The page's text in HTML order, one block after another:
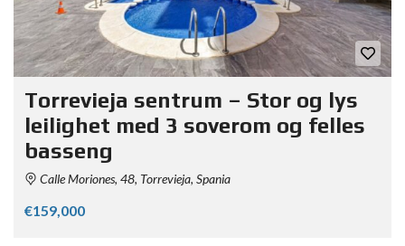
Torrevieja sentrum – Stor og lys
leilighet med 3 soverom og felles
basseng
Calle Moriones, 48, Torrevieja, Spania
€159,000